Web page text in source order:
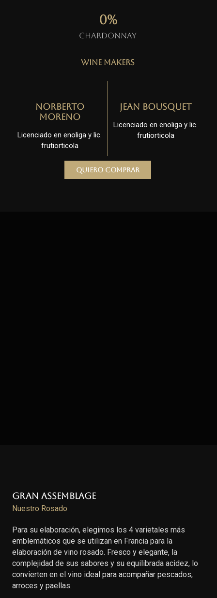
Chardonnay
0%
Wine Makers
Norberto
Moreno
Licenciado en enoliga y lic.
frutiorticola
Jean Bousquet
Licenciado en enoliga y lic.
frutiorticola
Quiero comprar
Gran Assemblage
Nuestro Rosado
Para su elaboración, elegimos los 4 varietales más
emblemáticos que se utilizan en Francia para la
elaboración de vino rosado. Fresco y elegante, la
complejidad de sus sabores y su equilibrada acidez, lo
convierten en el vino ideal para acompañar pescados,
arroces y paellas.